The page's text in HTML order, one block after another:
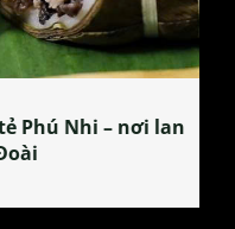
– nơi lan